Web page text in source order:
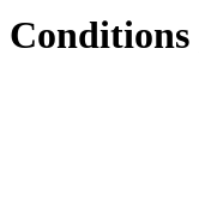
Conditions